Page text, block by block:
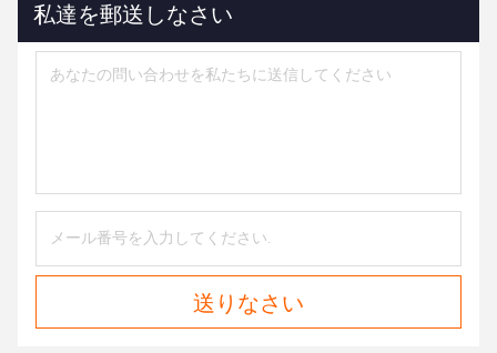
私達を郵送しなさい
送りなさい